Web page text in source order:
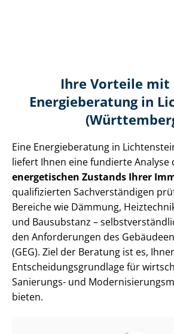
Ihre Vorteile mit
Energieberatung in
Eine Energieberatung in
liefert Ihnen eine fundierte Analyse
energetischen Zustands Ihrer
qualifizierten Sach­ver­stän­di­gen
Bereiche wie Dämmung,
und Bausubstanz –
den Anforderungen des
(GEG). Ziel der Beratung ist es,
Ent­schei­dungs­grund­la­ge für
Sanierungs- und
bieten.